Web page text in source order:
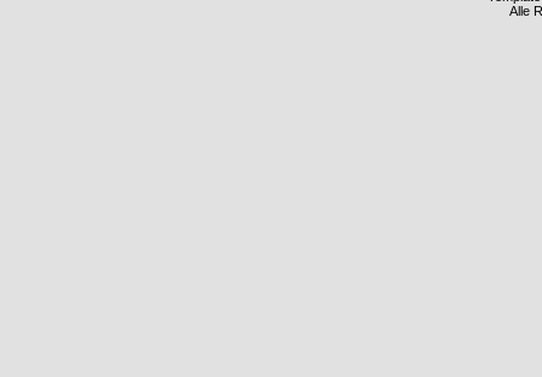
Alle